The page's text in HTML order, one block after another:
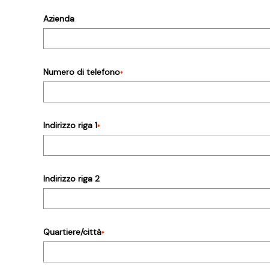
Azienda
Numero di telefono*
Indirizzo riga 1*
Indirizzo riga 2
Quartiere/città*